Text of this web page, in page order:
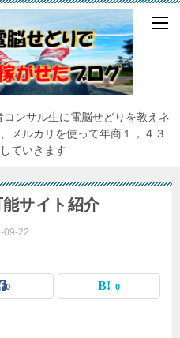
ンサル生に電脳せどりを教えネ
カリを使って年商１，４３
ていきます
サイト紹介
09-22
0 0